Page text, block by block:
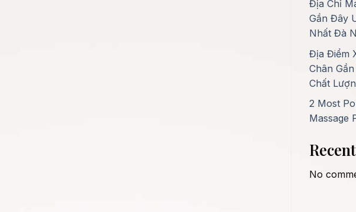
Địa Chỉ
Gần Đây
Nhất Đà
Địa Điểm
Chân
Chất
2 Most
Massage
No